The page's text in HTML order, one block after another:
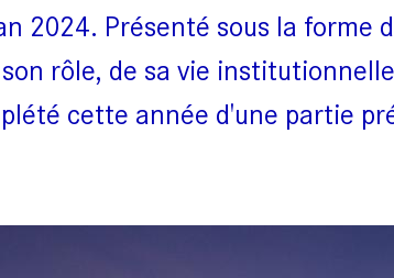
2024. Présenté sous la forme
rôle, de sa vie
cette année d'une partie